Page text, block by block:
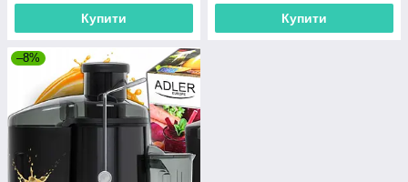
Купити Купити
–8%